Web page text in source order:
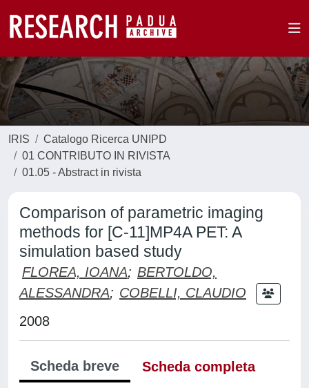
IRIS
Catalogo Ricerca UNIPD
01 CONTRIBUTO IN RIVISTA
01.05 - Abstract in rivista
Comparison of parametric imaging
methods for [C-11]MP4A PET: A
simulation based study
FLOREA, IOANA; BERTOLDO,
ALESSANDRA; COBELLI, CLAUDIO
2008
Scheda breve
Scheda completa